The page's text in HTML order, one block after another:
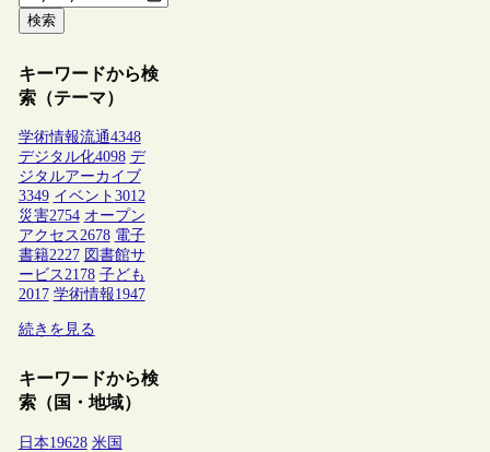
検索
キーワードから検
索（テーマ）
学術情報流通4348
デジタル化4098 デ
ジタルアーカイブ
3349 イベント 3012
災害2754 オープン
アクセス 2678 電子
書籍2227 図書館サ
ービス 2178 子ども
2017 学術情報1947
続きを見る
キーワードから検
索（国・地域）
日本19628 米国